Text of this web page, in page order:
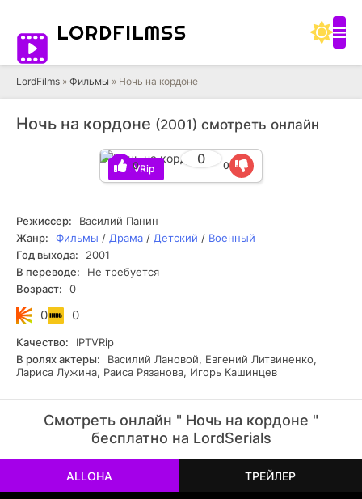
LORDFILMSS
LordFilms » Фильмы » Ночь на кордоне
Ночь на кордоне (2001) смотреть онлайн
IPTVRip
0
0 0
Режиссер:
Василий Панин
Жанр:
Фильмы / Драма / Детский / Военный
Год выхода:
2001
В переводе:
Не требуется
Возраст:
0
0 0
Качество:
IPTVRip
В ролях актеры:
Василий Лановой, Евгений Литвиненко,
Лариса Лужина, Раиса Рязанова, Игорь Кашинцев
Смотреть онлайн " Ночь на кордоне "
бесплатно на LordSerials
РЕКЛАМА
РЕКЛАМА
РЕКЛАМА
РЕКЛАМАALLOHA ТРЕЙЛЕР